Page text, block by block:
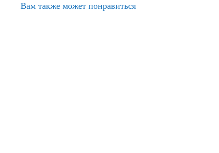
Вам также может понравиться